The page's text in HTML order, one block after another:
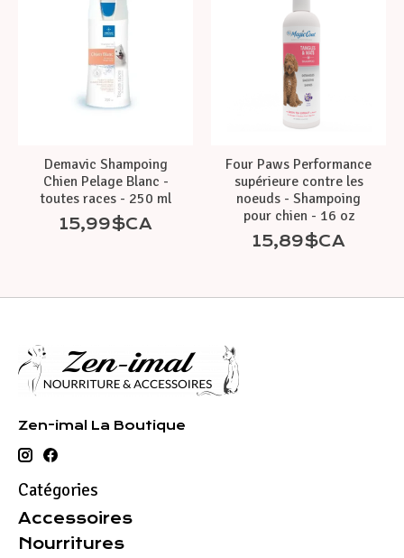
Demavic Shampoing
Chien Pelage Blanc -
toutes races - 250 ml
15,99$CA
Four Paws Performance
supérieure contre les
noeuds - Shampoing
pour chien - 16 oz
15,89$CA
Zen-imal La Boutique
Catégories
Accessoires
Nourritures